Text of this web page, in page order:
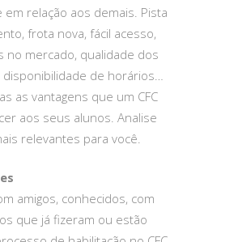
em relação aos demais. Pista
frota nova, fácil acesso,
no mercado, qualidade dos
de horários…
as vantagens que um CFC
aos seus alunos. Analise
relevantes para você.
amigos, conhecidos, com
que já fizeram ou estão